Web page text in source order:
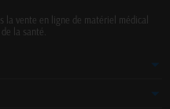
la vente en ligne de matériel médical
la santé.